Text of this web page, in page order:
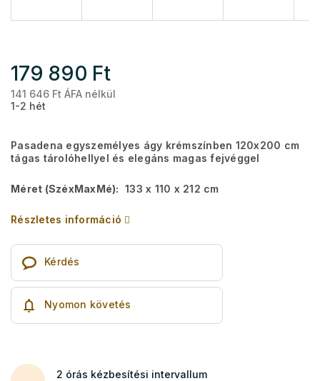
179 890 Ft
141 646 Ft ÁFA nélkül
1-2 hét
Pasadena egyszemélyes ágy krémszínben 120x200 cm
tágas tárolóhellyel és elegáns magas fejvéggel
Méret (SzéxMaxMé): 133 x 110 x 212 cm
Részletes információ
Kérdés
Nyomon követés
2 órás kézbesítési intervallum